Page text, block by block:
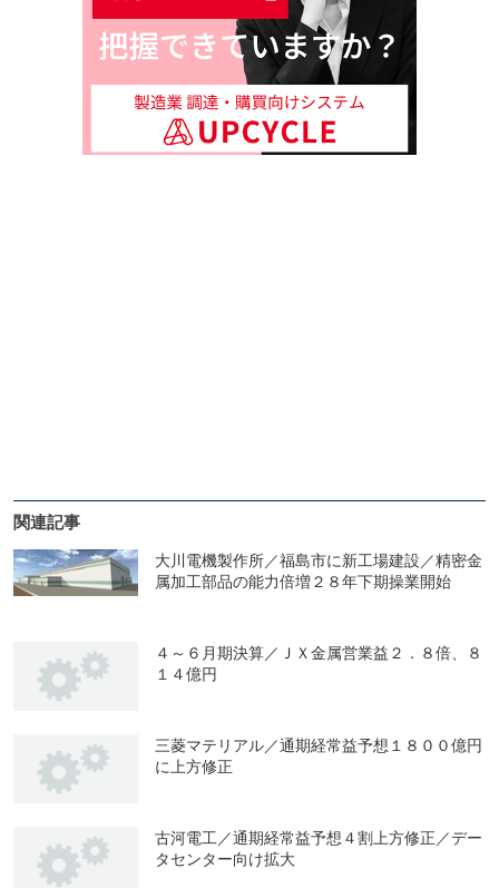
関連記事
大川電機製作所／福島市に新工場建設／精密金
属加工部品の能力倍増２８年下期操業開始
４～６月期決算／ＪＸ金属営業益２．８倍、８
１４億円
三菱マテリアル／通期経常益予想１８００億円
に上方修正
古河電工／通期経常益予想４割上方修正／デー
タセンター向け拡大